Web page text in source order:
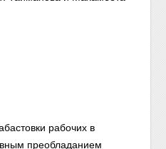
рабочих в
преобладанием